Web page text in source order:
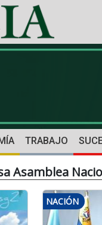
TRABAJO
Asamblea
NACIÓN